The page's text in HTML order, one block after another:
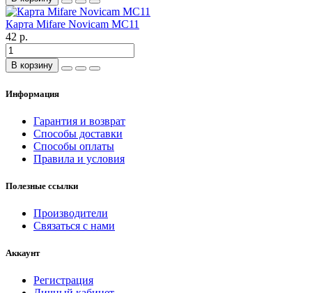
Карта Mifare Novicam MC11
42 р.
В корзину
Информация
Гарантия и возврат
Способы доставки
Способы оплаты
Правила и условия
Полезные ссылки
Производители
Связаться с нами
Аккаунт
Регистрация